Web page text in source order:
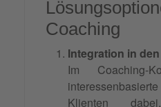
Coaching
Integration in
Im Coaching-
Klienten